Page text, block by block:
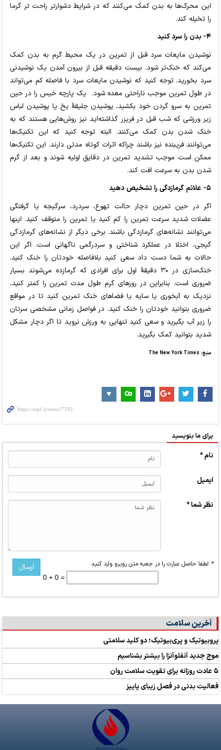
این محرک‌ها به بدن کمک می‌کنند که در شرایط دشوارتر راحت تر گرما
را تخیله کند.
۴- بدن را سرد کنید
نوشیدن مایعات سرد قبل از تمرین در یک محیط گرم به بدن کمک
می‌کند که خنک‌تر شود. بیست دقیقه قبل از بیرون آمدن یک نوشیدنی
سرد بخورید. توجه کنید که نوشیدن مایعات سرد با فاصله کم می‌تواند
در طول تمرین موجب ناراحتی معده شود. یک پارچه خیس را در حین
تمرین به سرو گردن خود بکشید، پوشیدن جلیقۀ یخ یا پوشیدن لباس
زیر ورزشی که شب قبل در فریزر گذاشته‌اید نیز روش‌هایی هستند که به
خنک شدن بدن کمک می‌کنند. البته توجه کنید که این تکنیک‌ها
می‌توانند فریبنده نیز باشند چراکه اثرات کوتاه مدتی دارند. این تکنیک‌ها
ممکن است موجب تشدید تمرین در دقایق اولیه شوند و بعد از گرم
شدن بدن به سرعت افت کند.
۵- علائم گرمازدگی را تشخیص دهید
اگر در حین تمرین دچار حالت تهوع، سردرد، سرگیجه یا گرفتگی
عضلات شدید سرعت تمرین را کم کنید یا تمرین را متوقف کنید. اینها
می‌توانند نشانه‌های گرمازدگی باشند. برخی دیگر از نشانه‌های گرمازدگی
گیجی، اختلا در عملکرد شناختی و سردرگمی ناگهانی است. اگر این
حالات به شما دست داد سعی کنید بلافاصله خودتان را خنک کنید.
خنک‌سازی در ۳۰ دقیقۀ اول برای افرادی که گرمازده می‌شوند بسیار
ضروری است. بنابراین در روزهای گرم طول مدت تمرین را کمتر کنید،
نزدیک به آبخوری یا سایه یا فضاهای خنک تمرین کنید تا در مواقع
ضروری بتوانید خودتان را خنک کنید. در فواصل زمانی مشخصی سرتان
را زیر آب بگیرید و سعی کنید تنهایی به ورزش نروید تا اگر دچار مشکل
شدید بتوانید کمک بگیرید.
منبع: The New York Times
برای ما بنویسید
نام *
ایمیل
نظر شما *
* لطفا حاصل عبارت را در جعبه متن روبرو وارد کنید
0 + 0 =
آخرین سلامت
پروبیوتیک و پری‌بیوتیک؛ دو کلید سلامتی
موج جدید آنفلوآنزا را بیشتر بشناسیم
۵ عادت روزانه برای تقویت سلامت روان
فعالیت بدنی در فصل زیبای پاییز